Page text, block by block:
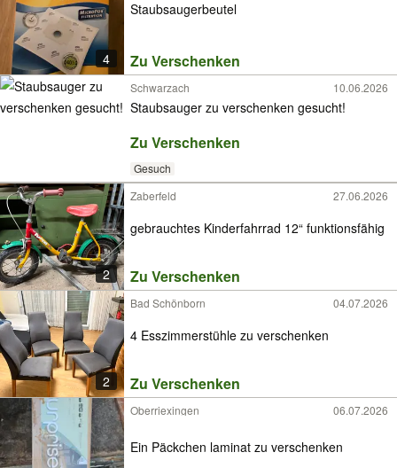
4
Staubsaugerbeutel
Zu Verschenken
Schwarzach 10.06.2026
Staubsauger zu verschenken gesucht!
Zu Verschenken
Gesuch
2
Zaberfeld 27.06.2026
gebrauchtes Kinderfahrrad 12“ funktionsfähig
Zu Verschenken
2
Bad Schönborn 04.07.2026
4 Esszimmerstühle zu verschenken
Zu Verschenken
Oberriexingen 06.07.2026
Ein Päckchen laminat zu verschenken